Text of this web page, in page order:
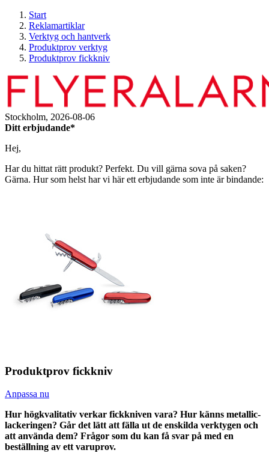
Start
Reklamartiklar
Verktyg och hantverk
Produktprov verktyg
Produktprov fickkniv
Stockholm, 2026-08-06
Ditt erbjudande*
Hej,
Har du hittat rätt produkt? Perfekt. Du vill gärna sova på saken?
Gärna. Hur som helst har vi här ett erbjudande som inte är bindande:
Produktprov fickkniv
Anpassa nu
Hur högkvalitativ verkar fickkniven vara? Hur känns metallic-
lackeringen? Går det lätt att fälla ut de enskilda verktygen och
att använda dem? Frågor som du kan få svar på med en
beställning av ett varuprov.